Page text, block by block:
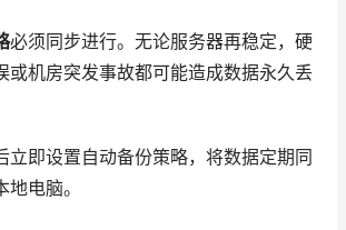
必须同步进行。无论服务器再稳定，硬
或机房突发事故都可能造成数据永久丢
立即设置自动备份策略，将数据定期同
电脑。